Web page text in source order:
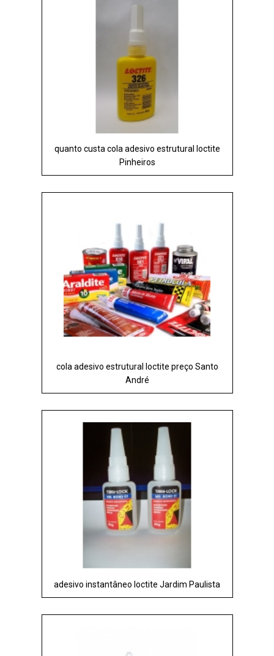
quanto custa cola adesivo estrutural loctite
Pinheiros
cola adesivo estrutural loctite preço Santo
André
adesivo instantâneo loctite Jardim Paulista